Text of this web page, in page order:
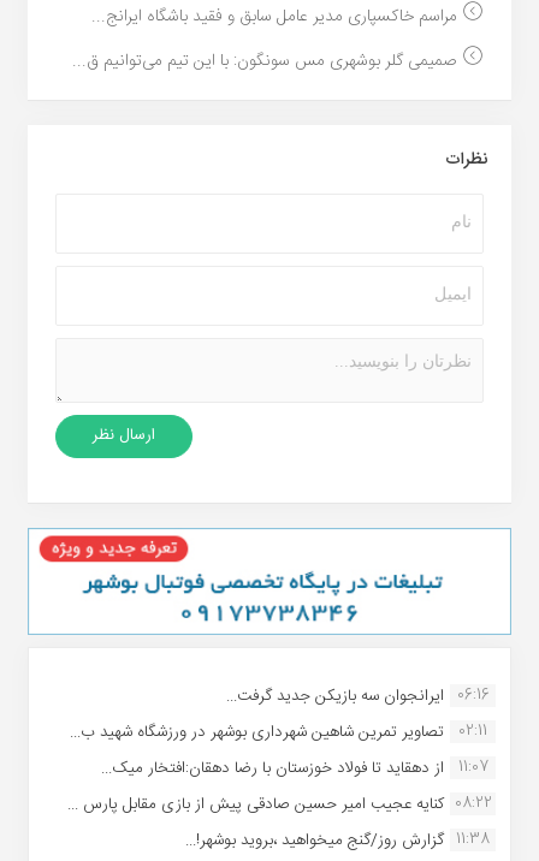
مراسم خاکسپاری مدیر عامل سابق و فقید باشگاه ایرانج...
صمیمی گلر بوشهری مس سونگون: با این تیم می‌توانیم ق...
نظرات
06:16 ایرانجوان سه بازیکن جدید گرفت...
02:11
تصاویر تمرین شاهین شهردارى بوشهر در ورزشگاه شهید ب...
11:07
از دهقاید تا فولاد خوزستان با رضا دهقان:افتخار میک...
08:22 کنایه عجیب امیر حسین صادقی پیش از بازی مقابل پارس ...
11:38 گزارش روز/گنج میخواهید ،بروید بوشهر!...